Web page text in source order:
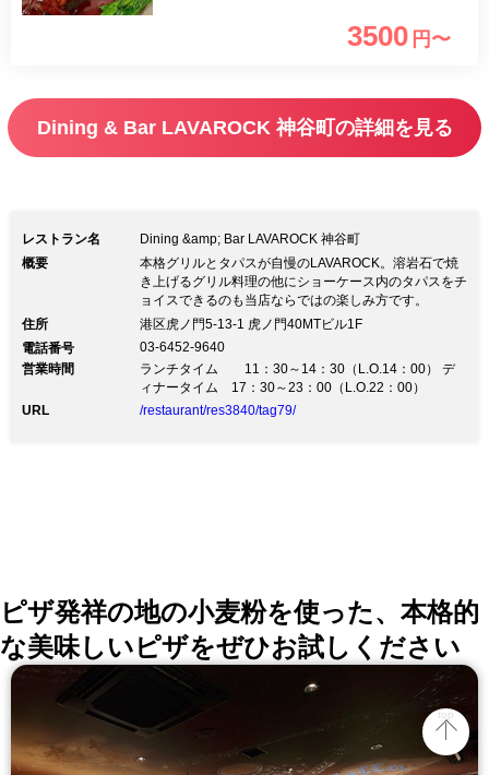
華サラダブッフェ付でお召し上がりいた
友人や家族との食事会・デート・女子会
※メニューは一例であり予告なく変更と
3500 円〜
Dining & Bar LAVAROCK 神谷町の詳細を見る
レストラン名
Dining &amp; Bar LAVAROCK 神谷町
概要
本格グリルとタパスが自慢のLAVAROCK。溶岩石で焼
き上げるグリル料理の他にショーケース内のタパスをチ
ョイスできるのも当店ならではの楽しみ方です。
住所
港区虎ノ門5-13-1 虎ノ門40MTビル1F
電話番号
03-6452-9640
営業時間
ランチタイム 11：30～14：30（L.O.14：00） デ
ィナータイム 17：30～23：00（L.O.22：00）
URL
/restaurant/res3840/tag79/
ピザ発祥の地の小麦粉を使った、本格的
な美味しいピザをぜひお試しください
top